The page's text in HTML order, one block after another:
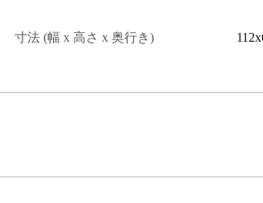
寸法 (幅 x 高さ x 奥行き)